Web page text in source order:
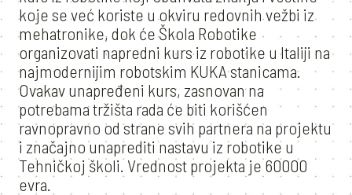
koje se već koriste u okviru redovnih vežbi iz
mehatronike, dok će Škola Robotike
organizovati napredni kurs iz robotike u Italiji na
najmodernijim robotskim KUKA stanicama.
Ovakav unapređeni kurs, zasnovan na
potrebama tržišta rada će biti korišćen
ravnopravno od strane svih partnera na projektu
i značajno unaprediti nastavu iz robotike u
Tehničkoj školi. Vrednost projekta je 60000
evra.